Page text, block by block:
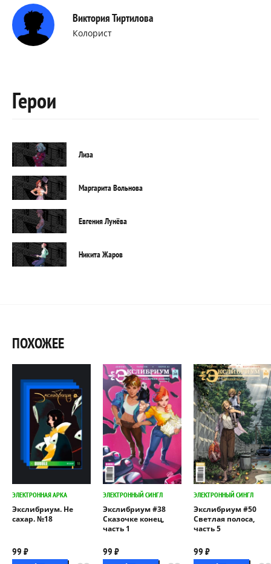
Виктория Тиртилова
Колорист
Герои
Лиза
Маргарита Вольнова
Евгения Лунёва
Никита Жаров
ПОХОЖЕЕ
ЭЛЕКТРОННАЯ АРКА
Экслибриум. Не
сахар. №18
99 ₽
ЭЛЕКТРОННЫЙ СИНГЛ
Экслибриум #38
Сказочке конец,
часть 1
99 ₽
ЭЛЕКТРОННЫЙ СИНГЛ
Экслибриум #50
Светлая полоса,
часть 5
99 ₽